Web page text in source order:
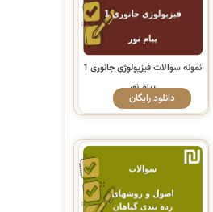
نمونه سوالات فیزیولوژی جانوری 1
پیام نور
دانلود رایگان